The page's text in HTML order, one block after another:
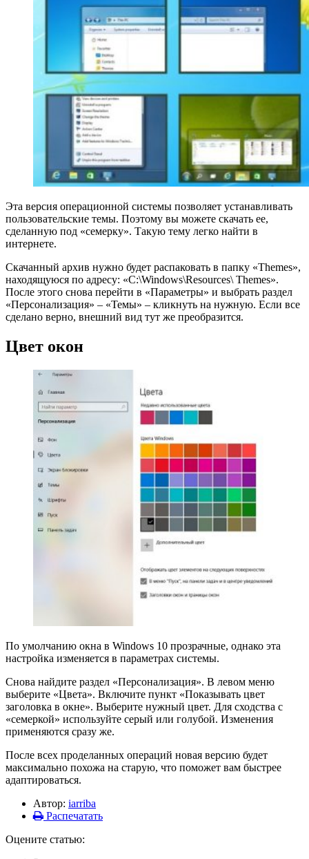
Эта версия операционной системы позволяет устанавливать
пользовательские темы. Поэтому вы можете скачать ее,
сделанную под «семерку». Такую тему легко найти в
интернете.
Скачанный архив нужно будет распаковать в папку «Themes»,
находящуюся по адресу: «C:\Windows\Resources\ Themes».
После этого снова перейти в «Параметры» и выбрать раздел
«Персонализация» – «Темы» – кликнуть на нужную. Если все
сделано верно, внешний вид тут же преобразится.
Цвет окон
По умолчанию окна в Windows 10 прозрачные, однако эта
настройка изменяется в параметрах системы.
Снова найдите раздел «Персонализация». В левом меню
выберите «Цвета». Включите пункт «Показывать цвет
заголовка в окне». Выберите нужный цвет. Для сходства с
«семеркой» используйте серый или голубой. Изменения
применяются сразу же.
После всех проделанных операций новая версию будет
максимально похожа на старую, что поможет вам быстрее
адаптироваться.
Автор: iarriba
Распечатать
Оцените статью: